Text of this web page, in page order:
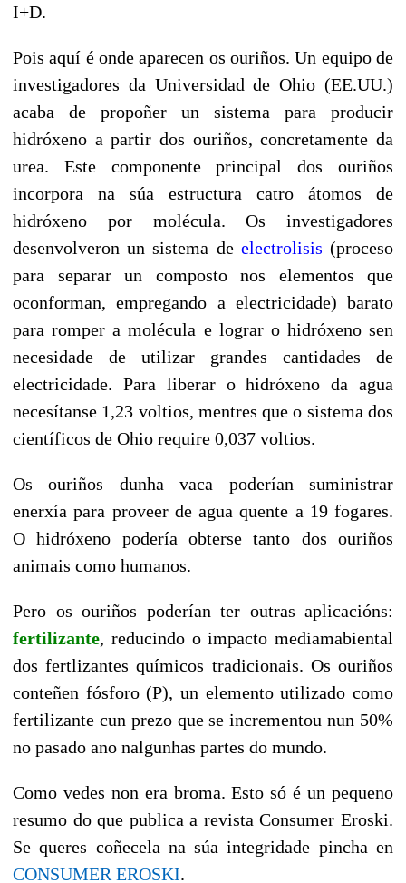
I+D.
Pois aquí é onde aparecen os ouriños. Un equipo de
investigadores da Universidad de Ohio (EE.UU.)
acaba de propoñer un sistema para producir
hidróxeno a partir dos ouriños, concretamente da
urea. Este componente principal dos ouriños
incorpora na súa estructura catro átomos de
hidróxeno por molécula. Os investigadores
desenvolveron un sistema de electrolisis (proceso
para separar un composto nos elementos que
oconforman, empregando a electricidade) barato
para romper a molécula e lograr o hidróxeno sen
necesidade de utilizar grandes cantidades de
electricidade. Para liberar o hidróxeno da agua
necesítanse 1,23 voltios, mentres que o sistema dos
científicos de Ohio require 0,037 voltios.
Os ouriños dunha vaca poderían suministrar
enerxía para proveer de agua quente a 19 fogares.
O hidróxeno podería obterse tanto dos ouriños
animais como humanos.
Pero os ouriños poderían ter outras aplicacións:
fertilizante, reducindo o impacto mediamabiental
dos fertlizantes químicos tradicionais. Os ouriños
conteñen fósforo (P), un elemento utilizado como
fertilizante cun prezo que se incrementou nun 50%
no pasado ano nalgunhas partes do mundo.
Como vedes non era broma. Esto só é un pequeno
resumo do que publica a revista Consumer Eroski.
Se queres coñecela na súa integridade pincha en
CONSUMER EROSKI.